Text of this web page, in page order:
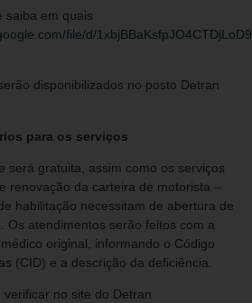
saiba em quais
file/d/
disponibilizados no posto Detran
para os serviços
será gratuita, assim como os serviços
renovação da carteira de motorista –
habilitação necessitam de abertura de
Os atendimentos serão feitos com a
original, informando o Código
(CID) e a descrição da deficiência.
no site do Detran